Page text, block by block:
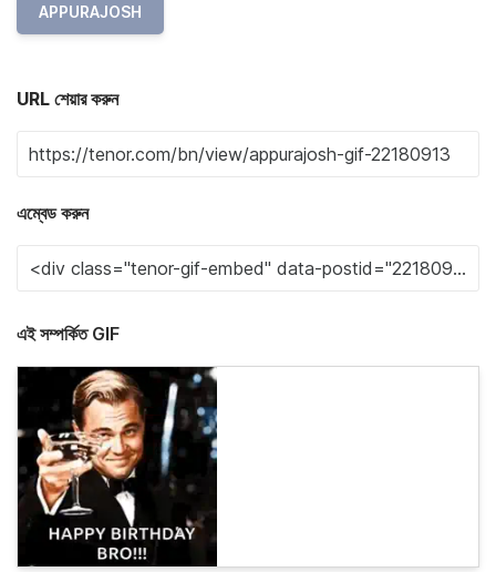
APPURAJOSH
URL শেয়ার করুন
এম্বেড করুন
এই সম্পর্কিত GIF